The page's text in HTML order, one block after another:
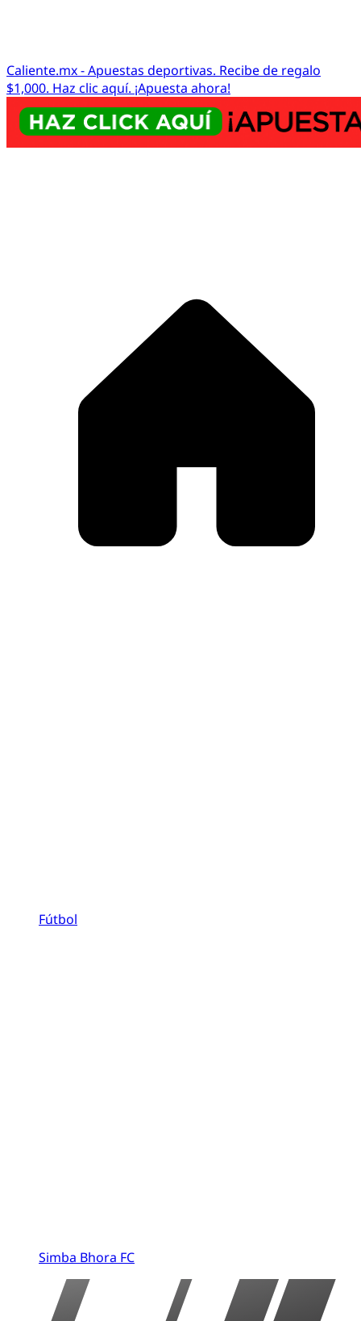
Caliente.mx - Apuestas deportivas. Recibe de regalo
$1,000. Haz clic aquí. ¡Apuesta ahora!
Fútbol
Simba Bhora FC